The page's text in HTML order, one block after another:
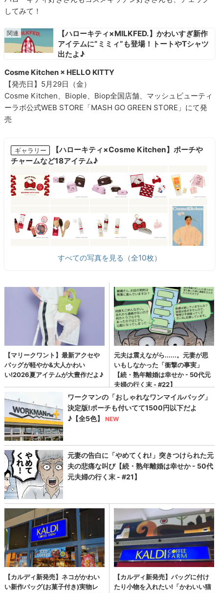
してみて！
【ハローキティ×MILKFED.】かわいすぎ新作
アイテムに”ミミィ”も登場！トートやTシャツ
出たよ♪
Cosme Kitchen × HELLO KITTY
【発売日】5月29日（金）
Cosme Kitchen、Biople、Biop全国店舗、マッシュビューティ
ーラボ公式WEB STORE「MASH GO GREEN STORE」にて発
売
ギャラリー
【ハローキティ×Cosme Kitchen】ポーチや
チャームなど18アイテム♪
すべての写真を見る（全10枚）